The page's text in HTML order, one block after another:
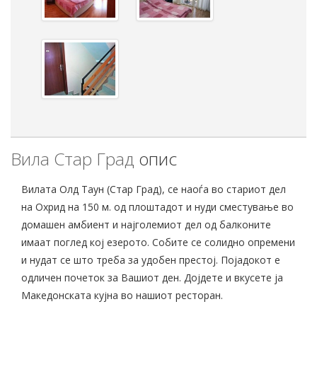
Вила Стар Град опис
Вилата Олд Таун (Стар Град), се наоѓа во стариот дел
на Охрид на 150 м. од плоштадот и нуди сместување во
домашен амбиент и најголемиот дел од балконите
имаат поглед кој езерото. Собите се солидно опремени
и нудат се што треба за удобен престој. Појадокот е
одличен почеток за Вашиот ден. Дојдете и вкусете ја
Македонската кујна во нашиот ресторан.